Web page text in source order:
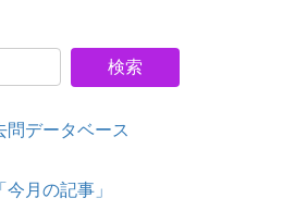
問データベース
月の記事」